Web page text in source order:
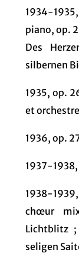
1934-
piano, op.
Des
silbernen
1935, op.
et orchestre
1936, op.
1937-1938,
1938-
chœur
Lichtblitz
seligen